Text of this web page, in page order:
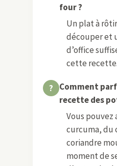
four ?
Un plat à
découper et
d’office
cette recette.
Comment
recette des
Vous pouvez
curcuma, du
coriandre
moment de